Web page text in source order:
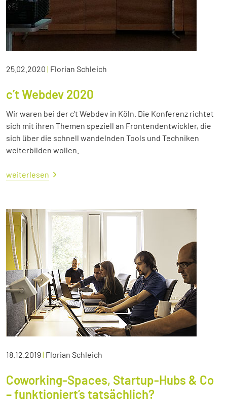
25.02.2020 | Florian Schleich
c’t Webdev 2020
Wir waren bei der c’t Webdev in Köln. Die Konferenz richtet
sich mit ihren Themen speziell an Frontendentwickler, die
sich über die schnell wandelnden Tools und Techniken
weiterbilden wollen.
weiterlesen
18.12.2019| Florian Schleich
Coworking-Spaces, Startup-Hubs & Co
– funktioniert’s tatsächlich?